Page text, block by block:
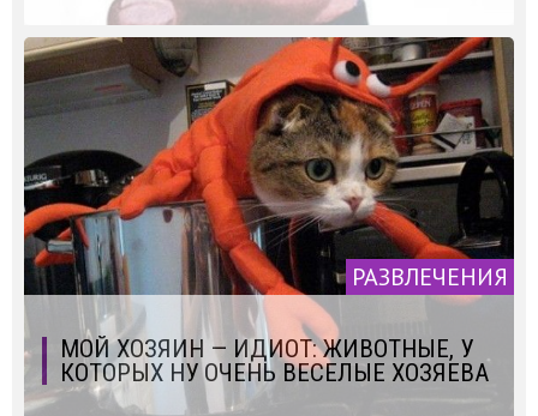
РАЗВЛЕЧЕНИЯ
МОЙ ХОЗЯИН — ИДИОТ: ЖИВОТНЫЕ, У
КОТОРЫХ НУ ОЧЕНЬ ВЕСЕЛЫЕ ХОЗЯЕВА